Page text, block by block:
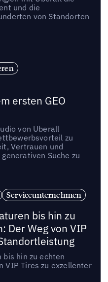
und die
von Standorten
ersten GEO
von Uberall
zu
Vertrauen und
Suche zu
Serviceunternehmen
bis hin zu
Der Weg von VIP
bis hin zu echten
VIP Tires zu exzellenter